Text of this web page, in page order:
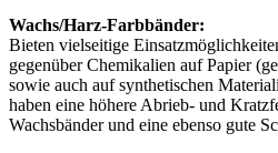
Wachs/Harz-Farbbänder:
Bieten vielseitige
gegenüber Chemikalien auf Papier
sowie auch auf synthetischen
haben eine höhere Abrieb- und
Wachsbänder und eine ebenso gute